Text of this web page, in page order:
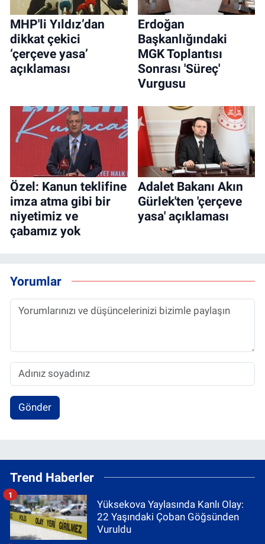
MHP'li Yıldız’dan
dikkat çekici
‘çerçeve yasa’
açıklaması
Erdoğan
Başkanlığındaki
MGK Toplantısı
Sonrası 'Süreç'
Vurgusu
Özel: Kanun teklifine
imza atma gibi bir
niyetimiz ve
çabamız yok
Adalet Bakanı Akın
Gürlek'ten 'çerçeve
yasa' açıklaması
Yorumlar
Gönder
Trend Haberler
Yüksekova Yaylasında Kanlı Olay:
22 Yaşındaki Çoban Göğsünden
Vuruldu
1